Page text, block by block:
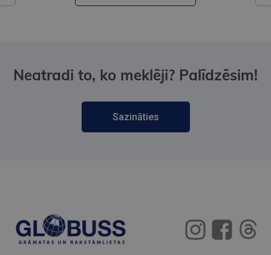
Neatradi to, ko meklēji? Palīdzēsim!
Sazināties